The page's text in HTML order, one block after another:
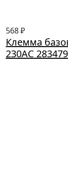
568 ₽
Клемма
230АC